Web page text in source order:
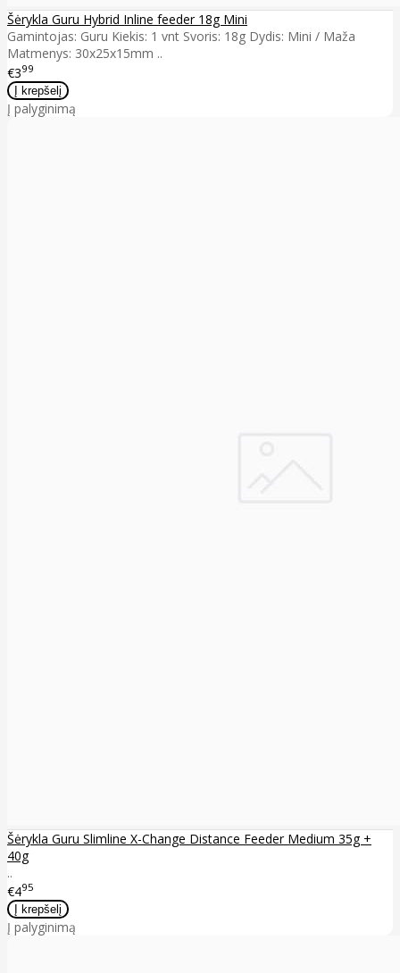
Šėrykla Guru Hybrid Inline feeder 18g Mini
Gamintojas: Guru Kiekis: 1 vnt Svoris: 18g Dydis: Mini / Maža
Matmenys: 30x25x15mm ..
€399
Į palyginimą
Šėrykla Guru Slimline X-Change Distance Feeder Medium 35g +
40g
..
€495
Į palyginimą